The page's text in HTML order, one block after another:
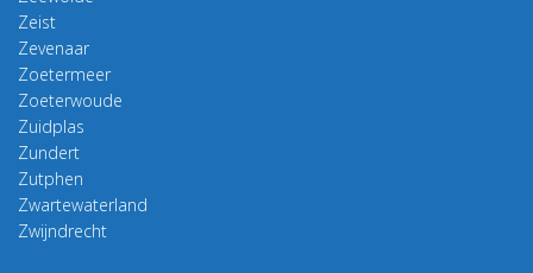
Zeist
Zevenaar
Zoetermeer
Zoeterwoude
Zuidplas
Zundert
Zutphen
Zwartewaterland
Zwijndrecht